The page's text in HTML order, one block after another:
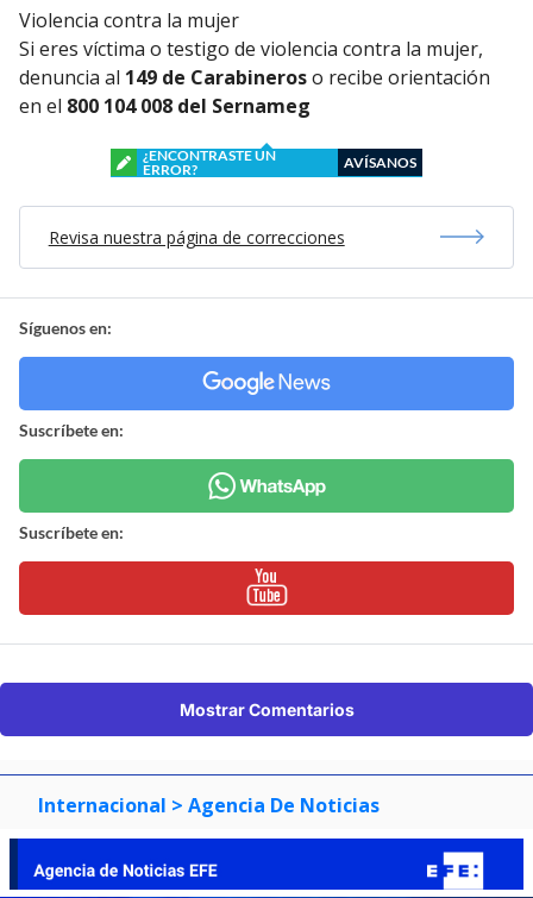
Violencia contra la mujer
Si eres víctima o testigo de violencia contra la mujer,
denuncia al 149 de Carabineroso recibe orientación
en el 800 104 008 del Sernameg
¿ENCONTRASTE UN
ERROR?
AVÍSANOS
Revisa nuestra página de correcciones
Síguenos en:
Suscríbete en:
Suscríbete en:
Mostrar Comentarios
Internacional > Agencia De Noticias